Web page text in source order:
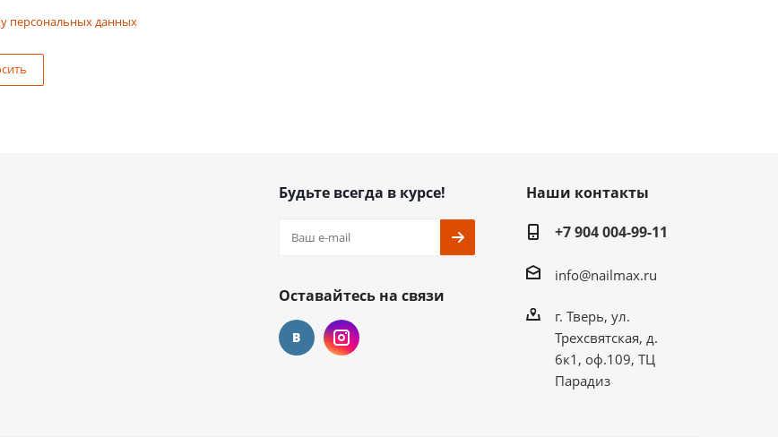
персональных данных
Будьте всегда в курсе!
Оставайтесь на связи
Наши контакты
+7 904 004-99-11
info@nailmax.ru
г. Тверь, ул.
Трехсвятская, д.
6к1, оф.109, ТЦ
Парадиз